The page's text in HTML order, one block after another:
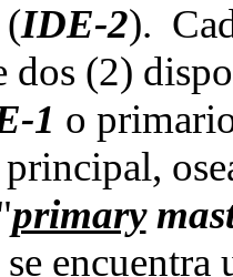
(IDE-2).
dos (2)
1 o
primary
encuentra